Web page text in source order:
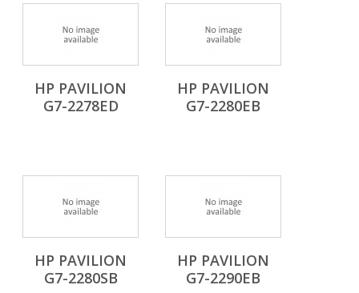
HP PAVILION
G7-2278ED
HP PAVILION
G7-2280EB
HP PAVILION
G7-2280SB
HP PAVILION
G7-2290EB